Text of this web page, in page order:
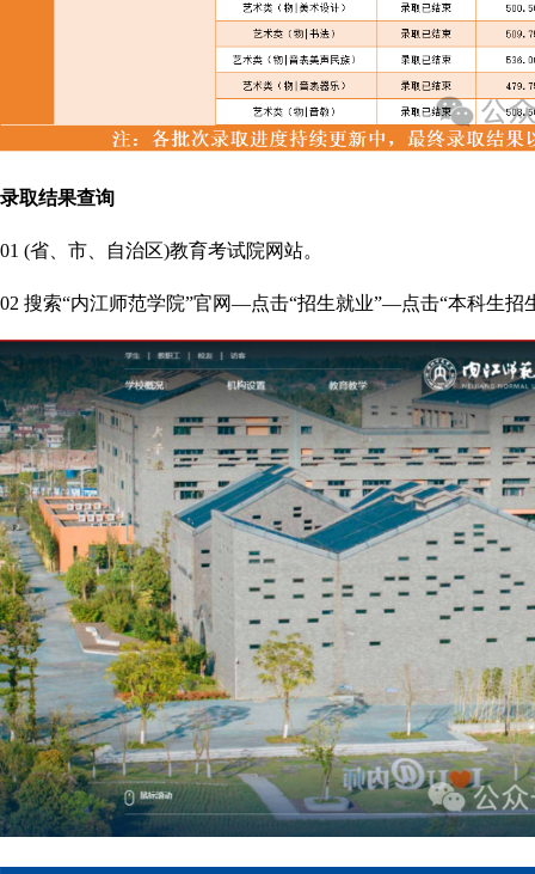
录取结果查询
01 (省、市、自治区)教育考试院网站。
02 搜索“内江师范学院”官网—点击“招生就业”—点击“本科生